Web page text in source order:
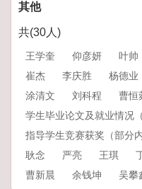
其他
共(30 人)
王学奎 仰彦妍 叶帅
崔杰
李庆胜 杨德业
涂清文
刘科程
曹恒
学生毕业论文及就业情况
指导学生竞赛获奖（部分
耿念
严亮 王琪
曹新晨
余钱坤 吴攀